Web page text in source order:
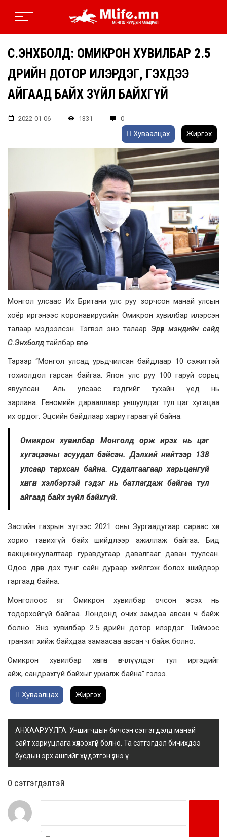
С.ЭНХБОЛД: ОМИКРОН ХУВИЛБАР 2.5
ӨДРИЙН ДОТОР ИЛЭРДЭГ, ГЭХДЭЭ
АЙГААД БАЙХ ЗҮЙЛ БАЙХГҮЙ
2022-01-06 1331 0
Хуваалцах Жиргэх
Монгол улсаас Их Британи улс руу зорчсон манай улсын
хоёр иргэнээс коронавирусийн Омикрон хувилбар илэрсэн
талаар мэдээлсэн. Тэгвэл энэ талаар Эрүүл мэндийн сайд
С.Энхболд тайлбар өглөө.
Тэрээр “Монгол улсад урьдчилсан байдлаар 10 сэжигтэй
тохиолдол гарсан байгаа. Япон улс руу 100 гаруй сорьц
явуулсан. Аль улсаас гэдгийг тухайн үед нь
зарлана. Геномийн дарааллаар уншуулдаг тул цаг хугацаа
их ордог. Эцсийн байдлаар хариу гараагүй байна.
Омикрон хувилбар Монголд орж ирэх нь цаг
хугацааны асуудал байсан. Дэлхий нийтээр 138
улсаар тархсан байна. Судалгаагаар харьцангуй
хөнгөн хэлбэртэй гэдэг нь батлагдаж байгаа тул
айгаад байх зүйл байхгүй.
Засгийн газрын зүгээс 2021 оны Зургаадугаар сараас хөл
хорио тавихгүй байх шийдлээр ажиллаж байгаа. Бид
вакцинжуулалтаар гуравдугаар давалгааг даван туулсан.
Одоо дөрөв дэх тунг сайн дураар хийлгэж болох шийдвэр
гаргаад байна.
Монголоос яг Омикрон хувилбар очсон эсэх нь
тодорхойгүй байгаа. Лондонд очих замдаа авсан ч байж
болно. Энэ хувилбар 2.5 өдрийн дотор илэрдэг. Тиймээс
транзит хийж байхдаа замаасаа авсан ч байж болно.
Омикрон хувилбар хөнгөн өвчлүүлдэг тул иргэдийг
айж, сандрахгүй байхыг уриалж байна” гэлээ.
Хуваалцах Жиргэх
АНХААРУУЛГА: Уншигчдын бичсэн сэтгэгдэлд манай
сайт хариуцлага хүлээхгүй болно. Та сэтгэгдэл бичихдээ
бусдын эрх ашгийг хүндэтгэн үзнэ үү.
0 cэтгэгдэлтэй